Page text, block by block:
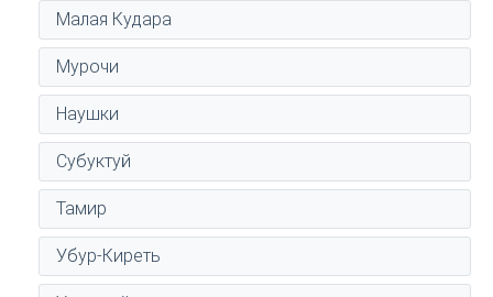
Малая Кудара
Мурочи
Наушки
Субуктуй
Тамир
Убур-Киреть